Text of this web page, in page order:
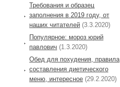
Требования и образец
заполнения в 2019 году, от
наших читателей (3.3.2020)
Популярное: мороз юрий
павлович (1.3.2020)
Обед для похудения, правила
составления диетического
меню, интересное (29.2.2020)